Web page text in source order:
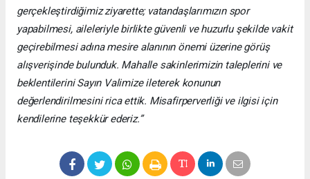
gerçekleştirdiğimiz ziyarette; vatandaşlarımızın spor
yapabilmesi, aileleriyle birlikte güvenli ve huzurlu şekilde vakit
geçirebilmesi adına mesire alanının önemi üzerine görüş
alışverişinde bulunduk. Mahalle sakinlerimizin taleplerini ve
beklentilerini Sayın Valimize ileterek konunun
değerlendirilmesini rica ettik. Misafirperverliği ve ilgisi için
kendilerine teşekkür ederiz.”